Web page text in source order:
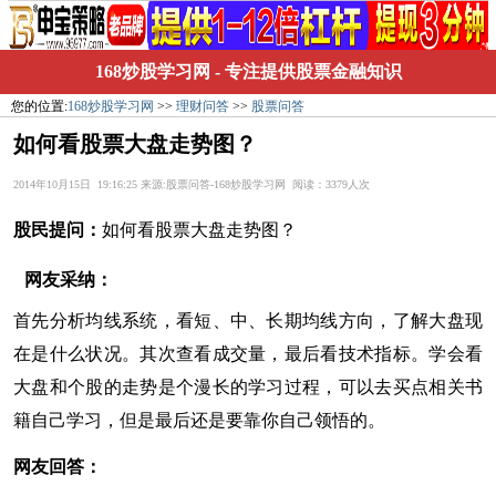
168炒股学习网 - 专注提供股票金融知识
您的位置:168炒股学习网 >> 理财问答 >> 股票问答
如何看股票大盘走势图？
2014年10月15日 19:16:25 来源:股票问答-168炒股学习网 阅读：3379人次
股民提问： 如何看股票大盘走势图？
网友采纳：
首先分析均线系统，看短、中、长期均线方向，了解大盘现
在是什么状况。其次查看成交量，最后看技术指标。学会看
大盘和个股的走势是个漫长的学习过程，可以去买点相关书
籍自己学习，但是最后还是要靠你自己领悟的。
网友回答：